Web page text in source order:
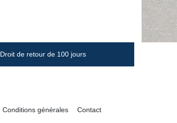
Droit de retour de 100 jours
Conditions générales Contact